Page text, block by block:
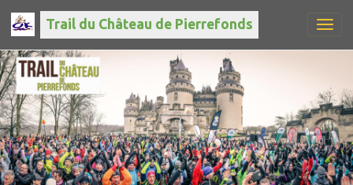
Trail du Château de Pierrefonds